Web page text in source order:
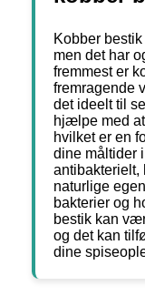
Kobber
men det har
fremmest er
fremragende
det ideelt til
hjælpe med
hvilket er en
dine måltider
antibakterielt,
naturlige
bakterier og
bestik kan
og det kan
dine